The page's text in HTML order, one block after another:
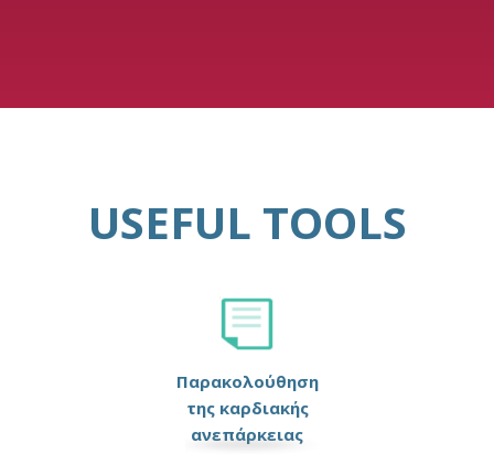
USEFUL TOOLS
Παρακολούθηση
της καρδιακής
ανεπάρκειας